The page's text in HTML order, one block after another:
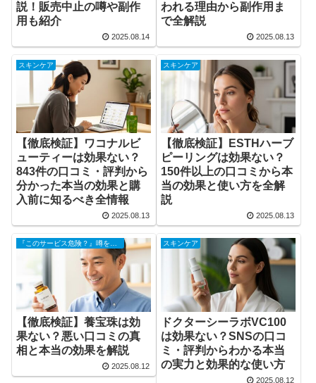
説！販売中止の噂や副作
用も紹介
2025.08.14
われる理由から副作用ま
で全解説
2025.08.13
スキンケア
【徹底検証】ワコナルビ
ューティーは効果ない？
843件の口コミ・評判から
分かった本当の効果と購
入前に知るべき全情報
2025.08.13
スキンケア
【徹底検証】ESTHハーブ
ピーリングは効果ない？
150件以上の口コミから本
当の効果と使い方を全解
説
2025.08.13
『このサービス危険？』噂を調査
【徹底検証】養宝珠は効
果ない？悪い口コミの真
相と本当の効果を解説
2025.08.12
スキンケア
ドクターシーラボVC100
は効果ない？SNSの口コ
ミ・評判からわかる本当
の実力と効果的な使い方
2025.08.12